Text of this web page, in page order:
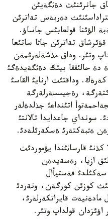
جانرئنئث دةثگةيئن
دةربةس تةاترئن
الؤئنا قولعابئس جاساؤ.
قؤئرشاق تةاترئن جاثا ساتئعا
وتئر. وداق مذشةلةرئمةن
دة حالئققا بيئك دةثگةيدةگئ
وداقتئث ارنايئ القاسئ
رةجيسسةرلةرگة
اتئنداعئ جذلدةلةر
سونداي جاعدايدا تالانتئ
ةثبةكتةرئ ةسكةرئلةدئ.
كذنئ قارساثئندا يؤموردئث
ازيا، رةسةيدةن
سةكئلدئ فةستيأال
كوزئن كورگةن، ونةردئ
مادةنيةت قايراتكةرلةرئ،
قولداپ وتئر.